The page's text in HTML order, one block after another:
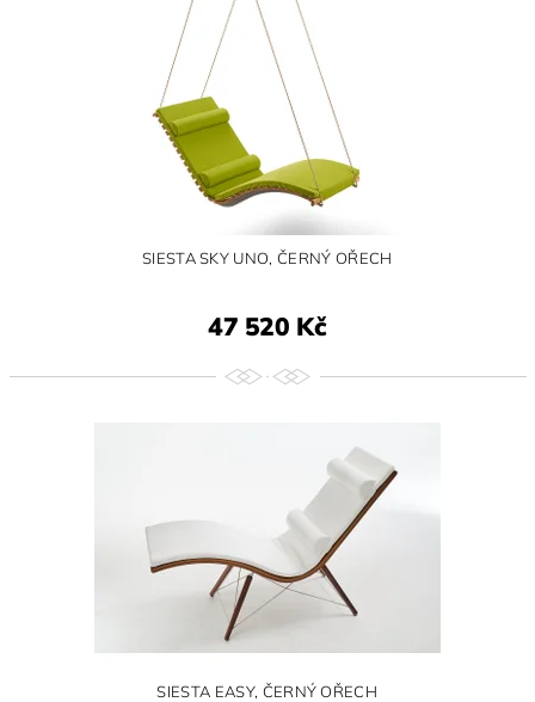
SIESTA SKY UNO, ČERNÝ OŘECH
47 520 Kč
SIESTA EASY, ČERNÝ OŘECH